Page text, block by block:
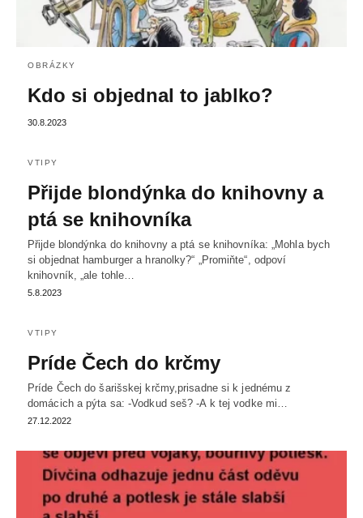
OBRÁZKY
Kdo si objednal to jablko?
30.8.2023
VTIPY
Přijde blondýnka do knihovny a
ptá se knihovníka
Přijde blondýnka do knihovny a ptá se knihovníka: „Mohla bych
si objednat hamburger a hranolky?“ „Promiňte“, odpoví
knihovník, „ale tohle…
5.8.2023
VTIPY
Príde Čech do krčmy
Príde Čech do šarišskej krčmy,prisadne si k jednému z
domácich a pýta sa: -Vodkud seš? -A k tej vodke mi…
27.12.2022